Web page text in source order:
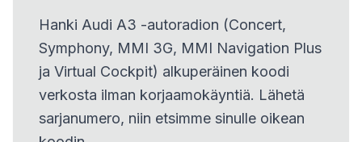
Hanki Audi A3 -autoradion (Concert,
Symphony, MMI 3G, MMI Navigation Plus
ja Virtual Cockpit) alkuperäinen koodi
verkosta ilman korjaamokäyntiä. Lähetä
sarjanumero, niin etsimme sinulle oikean